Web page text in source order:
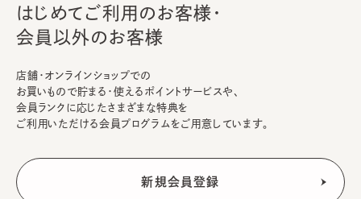
はじめてご利用のお客様・
会員以外のお客様
店舗・オンラインショップでの
お買いもので貯まる・使えるポイントサービスや、
会員ランクに応じたさまざまな特典を
ご利用いただける会員プログラムをご用意しています。